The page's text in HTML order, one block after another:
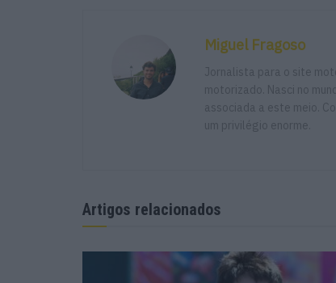
Miguel Fragoso
Jornalista para o site
motorizado. Nasci no
associada a este meio.
um privilégio enorme.
Artigos relacionados